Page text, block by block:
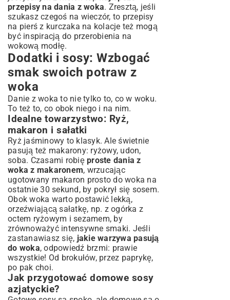
przepisy na dania z woka. Zresztą, jeśli
szukasz czegoś na wieczór, to przepisy
na pierś z kurczaka na kolacje też mogą
być inspiracją do przerobienia na
wokową modłę.
Dodatki i sosy: Wzbogać
smak swoich potraw z
woka
Danie z woka to nie tylko to, co w woku.
To też to, co obok niego i na nim.
Idealne towarzystwo: Ryż,
makaron i sałatki
Ryż jaśminowy to klasyk. Ale świetnie
pasują też makarony: ryżowy, udon,
soba. Czasami robię proste dania z
woka z makaronem, wrzucając
ugotowany makaron prosto do woka na
ostatnie 30 sekund, by pokrył się sosem.
Obok woka warto postawić lekką,
orzeźwiającą sałatkę, np. z ogórka z
octem ryżowym i sezamem, by
zrównoważyć intensywne smaki. Jeśli
zastanawiasz się, jakie warzywa pasują
do woka, odpowiedź brzmi: prawie
wszystkie! Od brokułów, przez paprykę,
po pak choi.
Jak przygotować domowe sosy
azjatyckie?